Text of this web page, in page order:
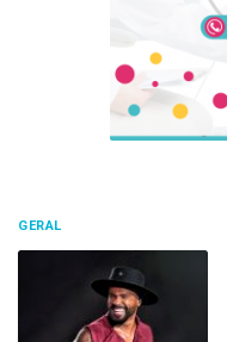
GERAL